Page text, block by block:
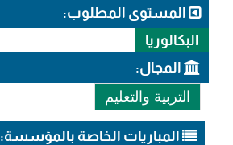
المستوى المطلوب:
البكالوريا
المجال:
التربية والتعليم
المباريات الخاصة بالمؤسسة: